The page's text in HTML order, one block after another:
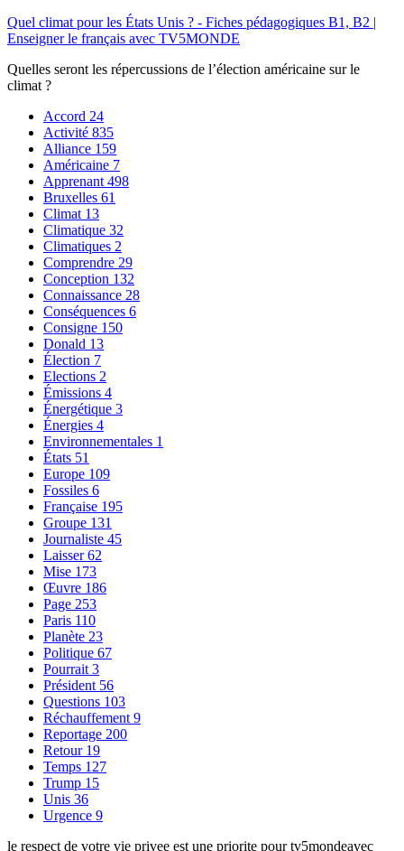
Quel climat pour les États Unis ? - Fiches pédagogiques B1, B2 |
Enseigner le français avec TV5MONDE
Quelles seront les répercussions de l’élection américaine sur le
climat ?
Accord 24
Activité 835
Alliance 159
Américaine 7
Apprenant 498
Bruxelles 61
Climat 13
Climatique 32
Climatiques 2
Comprendre 29
Conception 132
Connaissance 28
Conséquences 6
Consigne 150
Donald 13
Élection 7
Elections 2
Émissions 4
Énergétique 3
Énergies 4
Environnementales 1
États 51
Europe 109
Fossiles 6
Française 195
Groupe 131
Journaliste 45
Laisser62
Mise 173
Œuvre 186
Page 253
Paris 110
Planète 23
Politique 67
Pourrait 3
Président 56
Questions 103
Réchauffement 9
Reportage 200
Retour 19
Temps 127
Trump 15
Unis 36
Urgence 9
le respect de votre vie privee est une priorite pour tv5mondeavec